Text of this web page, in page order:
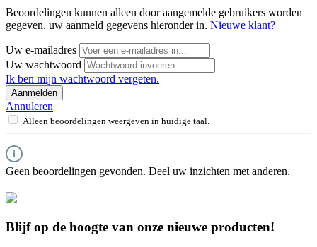
Beoordelingen kunnen alleen door aangemelde gebruikers worden
gegeven. uw aanmeld gegevens hieronder in. Nieuwe klant?
Uw e-mailadres
Uw wachtwoord
Ik ben mijn wachtwoord vergeten.
Aanmelden
Annuleren
Alleen beoordelingen weergeven in huidige taal.
Geen beoordelingen gevonden. Deel uw inzichten met anderen.
Blijf op de hoogte van onze nieuwe producten!